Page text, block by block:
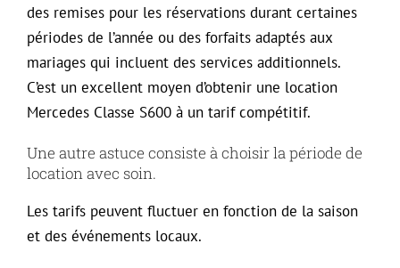
des remises pour les réservations durant certaines
périodes de l’année ou des forfaits adaptés aux
mariages qui incluent des services additionnels.
C’est un excellent moyen d’obtenir une location
Mercedes Classe S600 à un tarif compétitif.
Une autre astuce consiste à choisir la période de
location avec soin.
Les tarifs peuvent fluctuer en fonction de la saison
et des événements locaux.